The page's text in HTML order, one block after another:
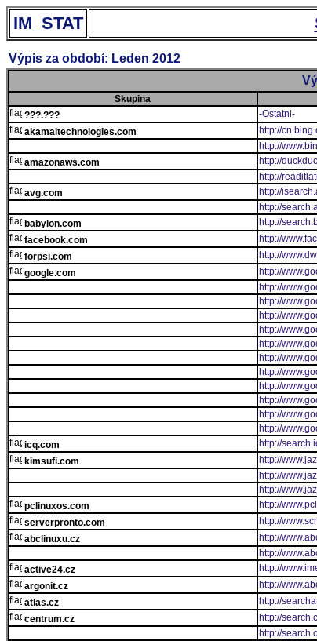
IM_STAT
Výpis za období: Leden 2012
Skupina
???.???
-Ostatni-
akamaitechnologies.com
http://
http://
amazonaws.com
http://
http://
avg.com
http://
http://
babylon.com
http://
facebook.com
http://
forpsi.com
http://
google.com
http://
http://
http://
http://
http://
http://
http://
http://
http://
http://
http://
http://
icq.com
http://
kimsufi.com
http://
http://
http://
pclinuxos.com
http://
serverpronto.com
http://
abclinuxu.cz
http://
http://
active24.cz
http://
argonit.cz
http://
atlas.cz
http://
centrum.cz
http://
http://